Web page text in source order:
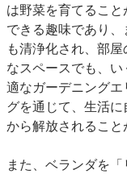
は野菜を育てるこ
できる趣味であり
も清浄化され、部
なスペースでも、
適なガーデニング
グを通じて、生活
から解放されること
また、ベランダを